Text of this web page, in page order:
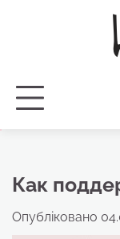
Как
Опубліковано